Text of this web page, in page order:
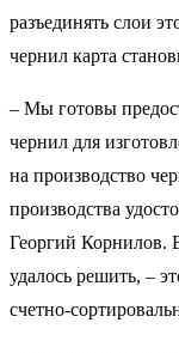
разъединять слои
чернил карта
– Мы готовы
чернил для
на производство
производства
Георгий Корнилов.
удалось решить, –
счетно-